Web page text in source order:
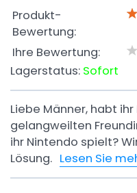
Produkt-
Bewertung:
Ihre Bewertung:
Lagerstatus: Sofort
Liebe Männer, habt
gelangweilten
ihr Nintendo spielt?
Lösung. Lesen Sie